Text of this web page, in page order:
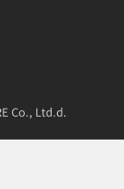
Co., Ltd.d.